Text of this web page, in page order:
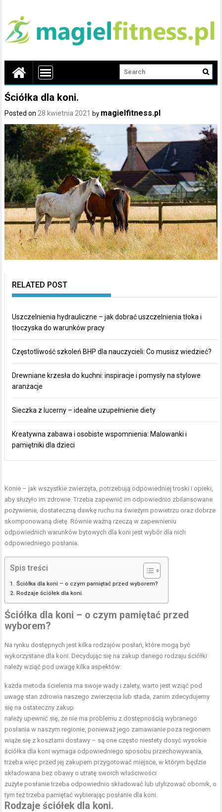
Ściółka dla koni.
Posted on 28 kwietnia 2021 by magielfitness.pl
RELATED POST
Uszczelnienia hydrauliczne – jak dobrać uszczelnienia tłoka i
tłoczyska do warunków pracy
Częstotliwość szkoleń BHP dla nauczycieli: Co musisz wiedzieć?
Drewniane krzesła do kuchni: inspiracje i pomysły na stylowe
aranżacje
Sieczka z lucerny – idealne uzupełnienie diety
Kreatywna zabawa i osobiste wspomnienia: Malowanki i
pamiętniki dla dzieci
Konie – jak wszystkie zwierzęta, potrzebują odpowiedniej troski i opieki,
aby służyło im zdrowie. Trzeba zapewnić im odpowiednio zbilansowane
pożywienie, dostateczną dawkę ruchu na świeżym powietrzu oraz dobrze
skomponowaną dietę. Równie ważną rzeczą w zapewnieniu
odpowiednich warunków bytowych dla koni jest wybór dla nich
odpowiedniego posłania.
Spis treści
Ściółka dla koni – o czym pamiętać przed wyborem?
Rodzaje ściółek dla koni.
Ściółka dla koni – o czym pamiętać przed
wyborem?
Na rynku dostępnych jest kilka rodzajów posłań, które mogą być
wykorzystane dla koni. Decydując się na zakup danego rodzaju ściółki
należy wziąć pod uwagę kilka aspektów:
każda metoda ścielenia ma swoje wady i zalety, warto jest wziąć pod
uwagę stan zdrowia naszego zwierzęcia lub stada, zanim zdecydujemy
się na ostateczny zakup
należy upewnić się, że nie ma problemu z dostępnością wybranego
posłania w naszym regionie, ponieważ jego zamawianie poza regionem
wiąże się z kosztami dostawy – są one często niestety dosyć wysokie
ściółka dla koni wymaga odpowiedniego sposobu przechowywania,
trzeba więc przed jej zakupem przygotować miejsce, w którym będzie
składowana bez obawy o utratę swoich właściwości
zużyte posłanie trzeba odpowiednio składować lub utylizować obornik, o
tym też trzeba pamiętać wybierając posłanie dla koni.
Rodzaje ściółek dla koni.